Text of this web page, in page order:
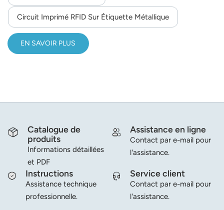
Circuit Imprimé RFID Sur Étiquette Métallique
EN SAVOIR PLUS
Catalogue de
produits
Informations détaillées
et PDF
Assistance en ligne
Contact par e-mail pour
l'assistance.
Instructions
Assistance technique
professionnelle.
Service client
Contact par e-mail pour
l'assistance.